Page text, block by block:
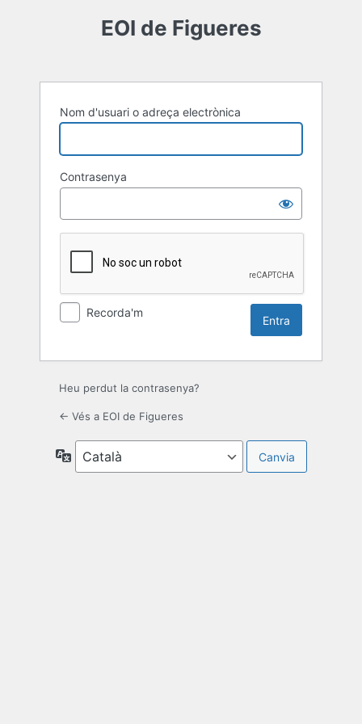
EOI de Figueres
Nom d'usuari o adreça electrònica
Contrasenya
Recorda'm
Heu perdut la contrasenya?
← Vés a EOI de Figueres
Idioma